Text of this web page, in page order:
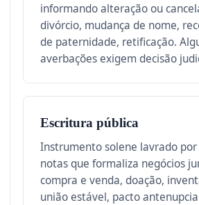
informando alteração ou
divórcio, mudança de nome,
de paternidade, retificação.
averbações exigem decisão
Escritura pública
Instrumento solene lavrado
notas que formaliza negócios
compra e venda, doação,
união estável, pacto